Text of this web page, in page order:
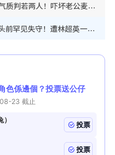
简淑儿染金发剪短头发气质判若两人！吓坏老公麦大力都认不出：“你做什么？”
TVB新闻主播陈嘉欣镜头前罕见失守！遭林超英一句话突袭吓坏当场大笑